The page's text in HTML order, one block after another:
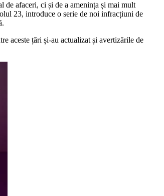
de afaceri, ci și de a amenința și mai mult
23, introduce o serie de noi infracțiuni de
aceste țări și-au actualizat și avertizările de